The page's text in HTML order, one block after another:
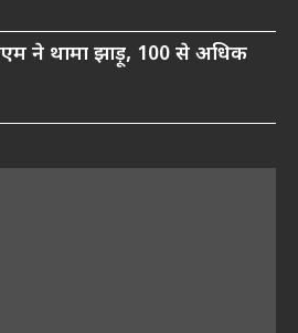
ने थामा झाड़ू, 100 से अधिक